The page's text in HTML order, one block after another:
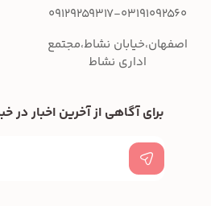
09129259317-03191092560
اصفهان،خیابان نشاط،مجتمع
اداری نشاط
برای آگاهی از آخرین اخبار در